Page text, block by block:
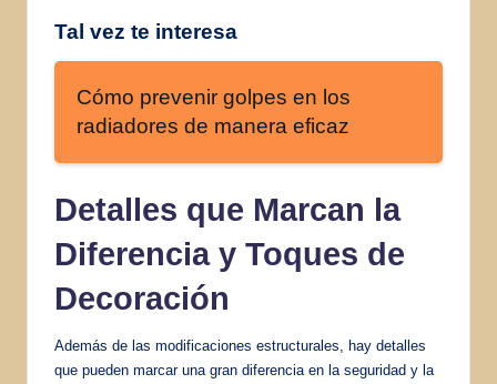
Tal vez te interesa
Cómo prevenir golpes en los
radiadores de manera eficaz
Detalles que Marcan la
Diferencia y Toques de
Decoración
Además de las modificaciones estructurales, hay detalles
que pueden marcar una gran diferencia en la seguridad y la